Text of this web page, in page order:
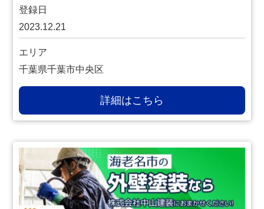
登録日
2023.12.21
エリア
千葉県千葉市中央区
詳細はこちら